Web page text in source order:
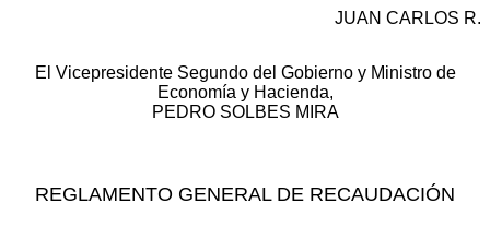
JUAN CARLOS R.
El Vicepresidente Segundo del Gobierno y Ministro de
Economía y Hacienda,
PEDRO SOLBES MIRA
REGLAMENTO GENERAL DE RECAUDACIÓN